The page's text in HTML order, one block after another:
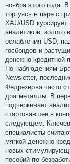
ноября этого года.
торгуясь в паре с
XAU/USD
аналитиков, золото
ослабления USD,
госбондов и
денежно-кредитной
По наблюдениям
Newsletter,
Федрезерва часто
драгметаллы. В
подчеркивает
стартовавшее в
следующем.
специалисты
мягкой денежно-
новых
пособий по